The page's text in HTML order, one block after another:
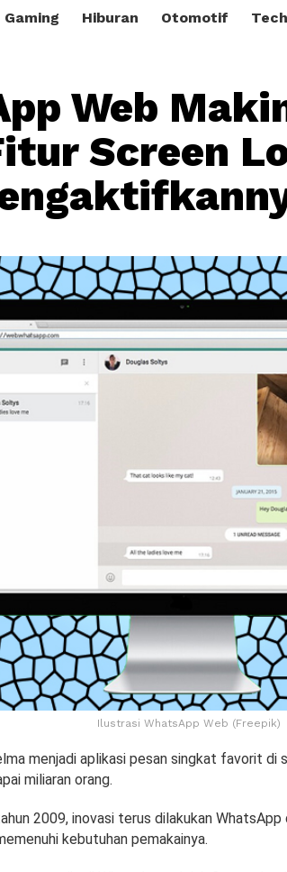
Gaming Hiburan Otomotif
Web
Screen
Ilustrasi WhatsApp Web (Freepik)
menjadi aplikasi pesan singkat favorit di
miliaran orang.
2009, inovasi terus dilakukan WhatsApp
kebutuhan pemakainya.